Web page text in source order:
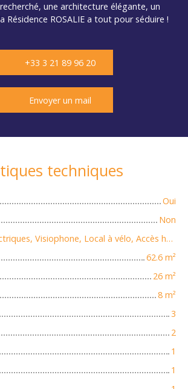
une architecture élégante, un
Résidence ROSALIE a tout pour séduire !
+33 3 21 89 96 20
Envoyer un mail
techniques
Oui
Non
Volets électriques, Visiophone, Local à vélo, Accès handicapés
62.6 m²
26 m²
8 m²
3
2
1
1